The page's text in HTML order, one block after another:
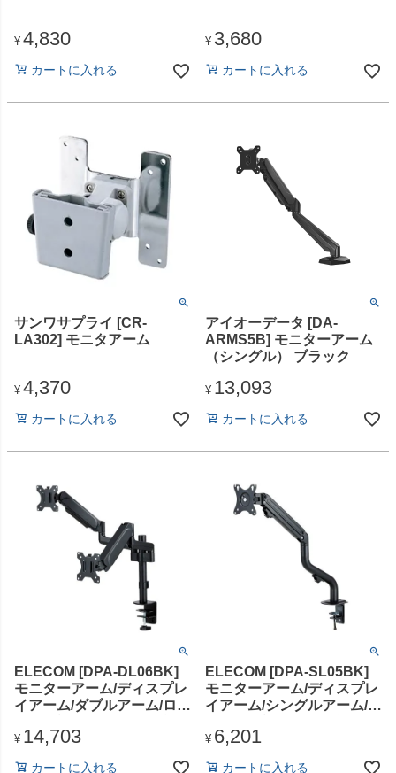
¥ 4,830
カートに入れる
¥ 3,680
カートに入れる
サンワサプライ [CR-
LA302] モニタアーム
¥ 4,370
カートに入れる
アイオーデータ [DA-
ARMS5B] モニターアーム
（シングル） ブラック
¥ 13,093
カートに入れる
ELECOM [DPA-DL06BK]
モニターアーム/ディスプレ
イアーム/ダブルアーム/ロン
ック
¥ 14,703
カートに入れる
ELECOM [DPA-SL05BK]
モニターアーム/ディスプレ
イアーム/シングルアーム/ロ
¥ 6,201
カートに入れる